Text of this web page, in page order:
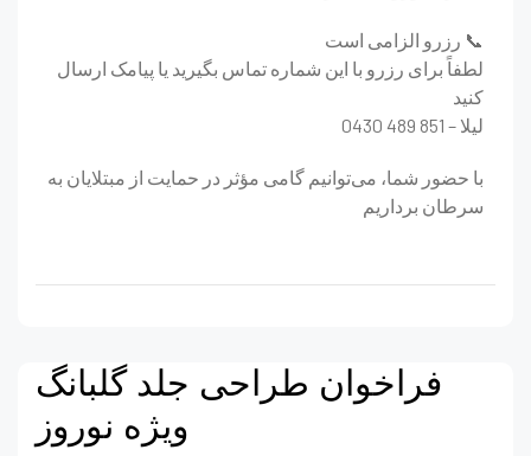
رزرو الزامی است 📞
لطفاً برای رزرو با این شماره تماس بگیرید یا پیامک ارسال
کنید
0430 489 851 – لیلا
با حضور شما، می‌توانیم گامی مؤثر در حمایت از مبتلایان به
سرطان برداریم
فراخوان طراحی جلد گلبانگ
ویژه نوروز